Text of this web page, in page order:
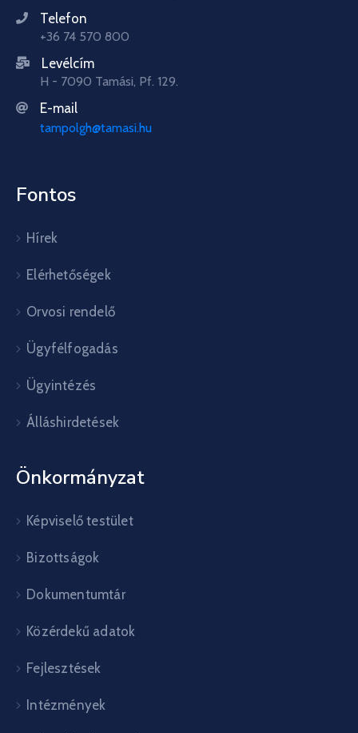
Telefon
+36 74 570 800
Levélcím
H - 7090 Tamási, Pf. 129.
E-mail
tampolgh@tamasi.hu
Fontos
Hírek
Elérhetőségek
Orvosi rendelő
Ügyfélfogadás
Ügyintézés
Álláshirdetések
Önkormányzat
Képviselő testület
Bizottságok
Dokumentumtár
Közérdekű adatok
Fejlesztések
Intézmények